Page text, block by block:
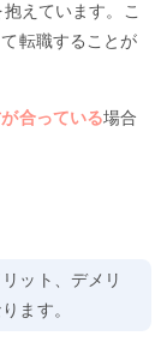
えています。こ
転職することが
合っている場合
ット、デメリ
ます。